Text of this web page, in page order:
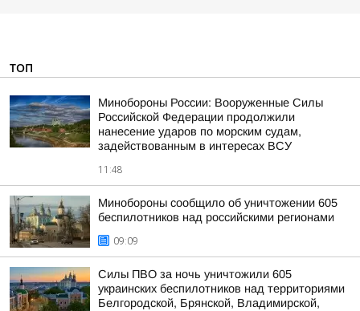
ТОП
Минобороны России: Вооруженные Силы
Российской Федерации продолжили
нанесение ударов по морским судам,
задействованным в интересах ВСУ
11:48
Минобороны сообщило об уничтожении 605
беспилотников над российскими регионами
09:09
Силы ПВО за ночь уничтожили 605
украинских беспилотников над территориями
Белгородской, Брянской, Владимирской,